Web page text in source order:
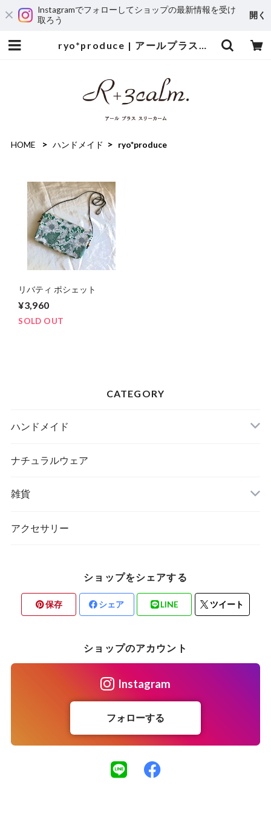
Instagramでフォローしてショップの最新情報を受け
取ろう
開く
ryo*produce | アールプラススリーカーム
HOME ハンドメイド ryo*produce
リバティ ポシェット
¥3,960
SOLD OUT
CATEGORY
ハンドメイド
ナチュラルウェア
雑貨
アクセサリー
ショップをシェアする
保存 シェア LINE ツイート
ショップのアカウント
Instagram
フォローする